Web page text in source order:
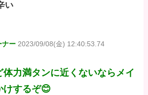
い
ナー 2023/09/08(金) 12:40:53.74
体力満タンに近くないならメイ
けするぞ😊